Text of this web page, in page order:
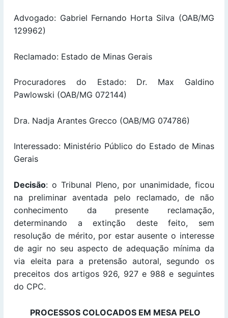
Advogado: Gabriel Fernando Horta Silva (OAB/MG
129962)
Reclamado: Estado de Minas Gerais
Procuradores do Estado: Dr. Max Galdino
Pawlowski (OAB/MG 072144)
Dra. Nadja Arantes Grecco (OAB/MG 074786)
Interessado: Ministério Público do Estado de Minas
Gerais
Decisão: o Tribunal Pleno, por unanimidade, ficou
na preliminar aventada pelo reclamado, de não
conhecimento da presente reclamação,
determinando a extinção deste feito, sem
resolução de mérito, por estar ausente o interesse
de agir no seu aspecto de adequação mínima da
via eleita para a pretensão autoral, segundo os
preceitos dos artigos 926, 927 e 988 e seguintes
do CPC.
PROCESSOS COLOCADOS EM MESA PELO